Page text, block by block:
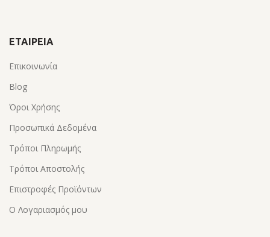
ΕΤΑΙΡΕΊΑ
Επικοινωνία
Blog
Όροι Χρήσης
Προσωπικά Δεδομένα
Τρόποι Πληρωμής
Τρόποι Αποστολής
Επιστροφές Προϊόντων
Ο Λογαριασμός μου